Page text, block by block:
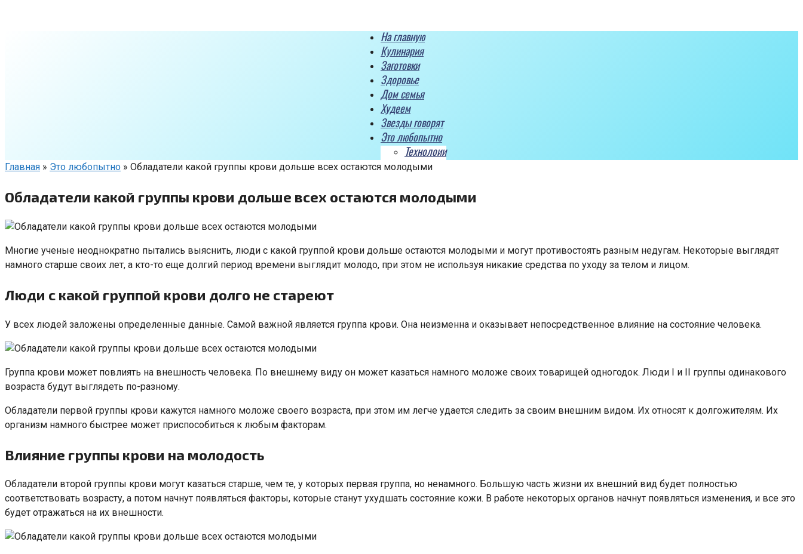
На главную
Кулинария
Заготовки
Здоровье
Дом семья
Худеем
Звезды говорят
Это любопытно
Технолоии
Главная » Это любопытно » Обладатели какой группы крови дольше всех остаются молодыми
Обладатели какой группы крови дольше всех остаются молодыми
Многие ученые неоднократно пытались выяснить, люди с какой группой крови дольше остаются молодыми и могут противостоять разным недугам. Некоторые выглядят
намного старше своих лет, а кто-то еще долгий период времени выглядит молодо, при этом не используя никакие средства по уходу за телом и лицом.
Люди с какой группой крови долго не стареют
У всех людей заложены определенные данные. Самой важной является группа крови. Она неизменна и оказывает непосредственное влияние на состояние человека.
Группа крови может повлиять на внешность человека. По внешнему виду он может казаться намного моложе своих товарищей одногодок. Люди I и II группы одинакового
возраста будут выглядеть по-разному.
Обладатели первой группы крови кажутся намного моложе своего возраста, при этом им легче удается следить за своим внешним видом. Их относят к долгожителям. Их
организм намного быстрее может приспособиться к любым факторам.
Влияние группы крови на молодость
Обладатели второй группы крови могут казаться старше, чем те, у которых первая группа, но ненамного. Большую часть жизни их внешний вид будет полностью
соответствовать возрасту, а потом начнут появляться факторы, которые станут ухудшать состояние кожи. В работе некоторых органов начнут появляться изменения, и все это
будет отражаться на их внешности.